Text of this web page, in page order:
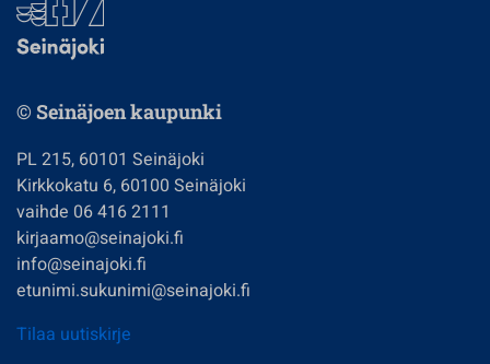
© Seinäjoen kaupunki
PL 215, 60101 Seinäjoki
Kirkkokatu 6, 60100 Seinäjoki
vaihde 06 416 2111
kirjaamo@seinajoki.fi
info@seinajoki.fi
etunimi.sukunimi@seinajoki.fi
Tilaa uutiskirje